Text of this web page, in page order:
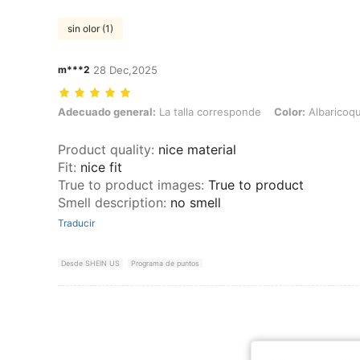
sin olor (1)
m***2 28 Dec,2025
Adecuado general: La talla corresponde, Color: Albaricoque, Talla:
Adecuado general: La talla corresponde Color:
Product quality: nice material
Fit: nice fit
True to product images: True to product
Smell description: no smell
Traducir
Desde SHEIN US Programa de puntos